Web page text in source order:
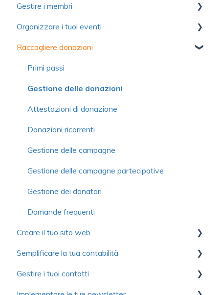
Informazioni su Yapla
Fatturazione
Licenze e utenti
Domande frequenti
Moduli
Immagini e media
Domande frequenti
Autenticazione
Pagamento
Contributo volontario e commissione
Domande frequenti
Gestire i membri
Primi passi
Importare i membri
Campagne di adesione semplificate
Gestione dei membri
Scheda del membro
Modulo
Comunicazioni
Gestione delle organizzazioni o famiglie
Gestione delle adesioni
Prezzi
Organizzazione o famiglia
Funzioni avanzate
Formazione continua
Organizzare i tuoi eventi
Primi passi
Configurazione
Moduli
Biglietti elettronici
Impostazioni avanzate
Comunicazioni
Gestione dei prezzi
Gestione delle iscrizioni
Gestione delle attività con le sessioni
Congressi
Domande frequenti
Raccogliere donazioni
Primi passi
Gestione delle donazioni
Attestazioni di donazione
Donazioni ricorrenti
Gestione delle campagne
Gestione delle campagne partecipative
Gestione dei donatori
Domande frequenti
Creare il tuo sito web
Primi passi
Personalizzazione del sito web
Semplificare la tua contabilità
Primi passi
Gestire i tuoi contatti